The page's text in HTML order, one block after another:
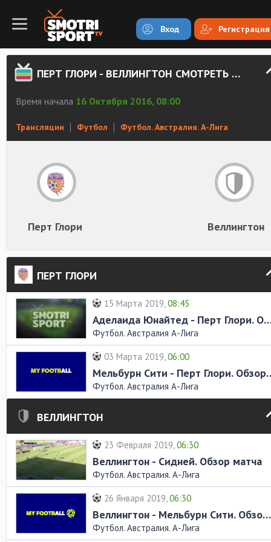
Вход Регистрация
ПЕРТ ГЛОРИ - ВЕЛЛИНГТОН СМОТРЕТЬ ОНЛАЙН
Время начала 16 Октября 2016, 08:00
Трансляции Футбол Футбол. Австралия. А-Лига
Перт Глори Веллингтон
ПЕРТ ГЛОРИ
15 Марта 2019,08:45
Аделаида Юнайтед - Перт
Футбол. Австралия А-Лига
03 Марта 2019,06:00
Мельбурн
Футбол. Австралия А-Лига
ВЕЛЛИНГТОН
23 Февраля 2019,06:30
Веллингтон - Сидней. Обзор матча
Футбол. Австралия. А-Лига
26 Января 2019,06:30
Веллингтон - Мельбурн Сити. Обзор матча
Футбол. Австралия. А-Лига